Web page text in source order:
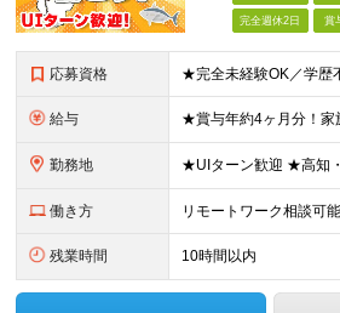
完全週休2日 賞
応募資格
給与
勤務地
働き方 リモートワーク相談可能
残業時間 10時間以内